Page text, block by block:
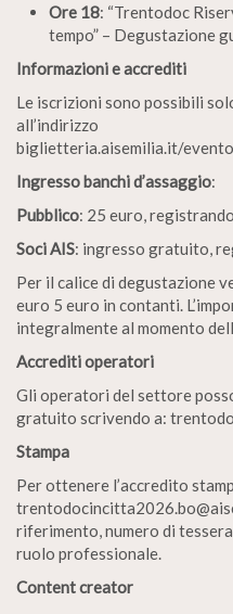
Ore 18: “Trentodoc
tempo” – Degustazione
Informazioni e accrediti
Le iscrizioni sono possibili
all’indirizzo
biglietteria.aisemilia.it/
Ingresso banchi d’assaggio:
Pubblico: 25 euro,
Soci AIS: ingresso gratuito,
Per il calice di degustazione
euro 5 euro in contanti.
integralmente al momento
Accrediti operatori
Gli operatori del settore
gratuito scrivendo a:
Stampa
Per ottenere l’accredito
riferimento, numero di
ruolo professionale.
Content creator